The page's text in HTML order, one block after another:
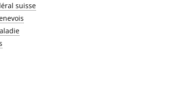
suisse